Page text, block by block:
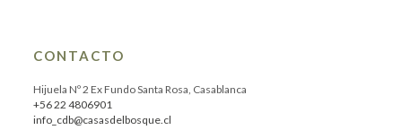
CONTACTO
Hijuela Nº 2 Ex Fundo Santa Rosa, Casablanca
+56 22 4806901
info_cdb@casasdelbosque.cl